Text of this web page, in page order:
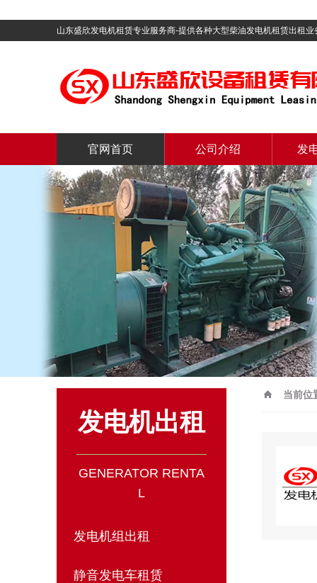
山东盛欣发电机租赁专业服务商-提供各种大型柴油发电机租赁出租业
官网首页 公司介绍 发
发电机出租
GENERATOR RENTA
L
发电机组出租
静音发电车租赁
当前位